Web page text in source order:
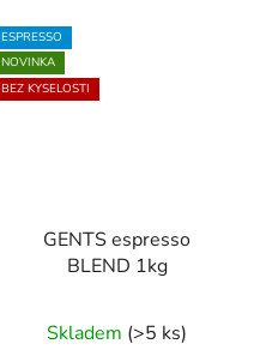
ESPRESSO
NOVINKA
BEZ KYSELOSTI
GENTS espresso
BLEND 1kg
Skladem (>5 ks)